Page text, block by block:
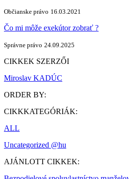
Občianske právo 16.03.2021
Čo mi môže exekútor zobrať ?
Správne právo 24.09.2025
CIKKEK SZERZŐI
Miroslav KADÚC
ORDER BY:
CIKKKATEGÓRIÁK:
ALL
Uncategorized @hu
AJÁNLOTT CIKKEK: